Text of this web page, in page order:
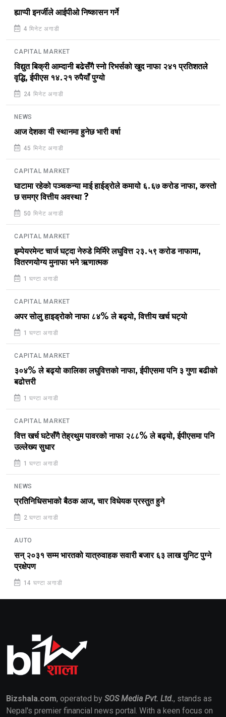
ह्याप्पी इनर्जीले आईपीओ निष्कासन गर्ने
4 मिनेट अगाडी
CAPITAL MARKET
विद्युत बिक्री आम्दानी बढेसँगै स्नो रिभर्सको खुद नाफा २४१ प्रतिशतले
वृद्धि, ईपीएस १४.२१ रुपैयाँ पुग्यो
24 मिनेट अगाडी
NEWS
आज देशका यी स्थानमा हुनेछ भारी वर्षा
45 मिनेट अगाडी
CAPITAL MARKET
घाटामा रहेको पञ्चकन्या माई हाईड्रोले कमायो ६.६७ करोड नाफा, कस्तो
छ समग्र वित्तीय अवस्था ?
50 मिनेट अगाडी
CAPITAL MARKET
इम्पेयरमेन्ट चार्ज घट्दा नेरुडे मिर्मिरे लघुवित्त २३.५९ करोड नाफामा,
वितरणयोग्य मुनाफा भने ऋणात्मक
1 घण्टा अगाडी
CAPITAL MARKET
अपर सोलु हाइड्रोको नाफा ८४% ले बढ्यो, वित्तीय खर्च घट्यो
1 घण्टा अगाडी
CAPITAL MARKET
३०४% ले बढ्यो कालिका लघुवित्तको नाफा, ईपीएसमा पनि ३ गुणा बढीको
बढोत्तरी
1 घण्टा अगाडी
CAPITAL MARKET
वित्त खर्च घटेसँगै तेह्रथुम पावरको नाफा २८८% ले बढ्यो, ईपीएसमा पनि
उल्लेख्य सुधार
1 घण्टा अगाडी
NEWS
प्रतिनिधिसभाको बैठक आज, चार विधेयक प्रस्तुत हुने
2 घण्टा अगाडी
AUTO
सन् २०३१ सम्म भारतको यात्रुवाहक सवारी बजार ६३ लाख युनिट पुग्ने
प्रक्षेपण
14 घण्टा अगाडी
Bizshala.com, operated by SOS Media Pvt. Ltd., stands as
Nepal's premier financial news portal. With a keen focus on